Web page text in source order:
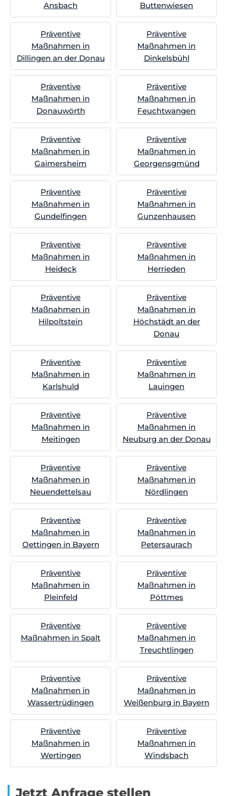
Ansbach
Buttenwiesen
Präventive
Maßnahmen in
Dillingen an der Donau
Präventive
Maßnahmen in
Dinkelsbühl
Präventive
Maßnahmen in
Donauwörth
Präventive
Maßnahmen in
Feuchtwangen
Präventive
Maßnahmen in
Gaimersheim
Präventive
Maßnahmen in
Georgensgmünd
Präventive
Maßnahmen in
Gundelfingen
Präventive
Maßnahmen in
Gunzenhausen
Präventive
Maßnahmen in
Heideck
Präventive
Maßnahmen in
Herrieden
Präventive
Maßnahmen in
Hilpoltstein
Präventive
Maßnahmen in
Höchstädt an der
Donau
Präventive
Maßnahmen in
Karlshuld
Präventive
Maßnahmen in
Lauingen
Präventive
Maßnahmen in
Meitingen
Präventive
Maßnahmen in
Neuburg an der Donau
Präventive
Maßnahmen in
Neuendettelsau
Präventive
Maßnahmen in
Nördlingen
Präventive
Maßnahmen in
Oettingen in Bayern
Präventive
Maßnahmen in
Petersaurach
Präventive
Maßnahmen in
Pleinfeld
Präventive
Maßnahmen in
Pöttmes
Präventive
Maßnahmen in Spalt
Präventive
Maßnahmen in
Treuchtlingen
Präventive
Maßnahmen in
Wassertrüdingen
Präventive
Maßnahmen in
Weißenburg in Bayern
Präventive
Maßnahmen in
Wertingen
Präventive
Maßnahmen in
Windsbach
Jetzt Anfrage stellen